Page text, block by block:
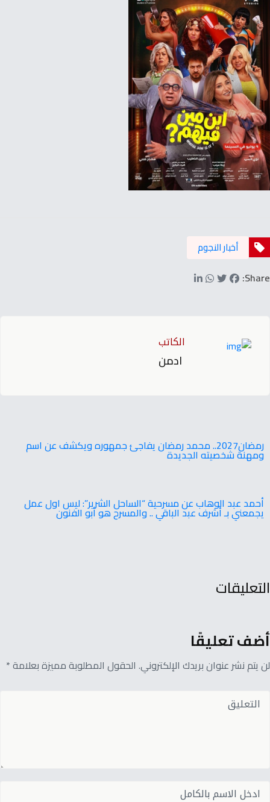
أخبار النجوم
Share:
الكاتب
ادمن
‬ومهنة‭ ‬شخصيته‭ ‬الجديدة
أحمد عبد الوهاب عن مسرحية “الساحل الشرير”: ليس اول عمل
يجمعني بـ أشرف عبد الباقي .. والمسرح هو أبو الفنون
التعليقات
أضف تعليقًا
لن يتم نشر عنوان بريدك الإلكتروني. الحقول المطلوبة مميزة بعلامة *